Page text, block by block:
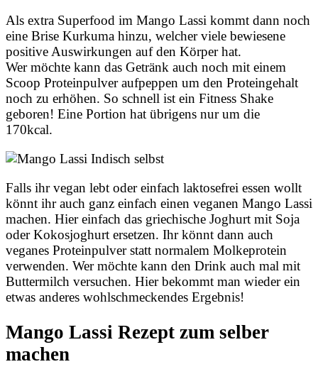
Als extra Superfood im Mango Lassi kommt dann noch
eine Brise Kurkuma hinzu, welcher viele bewiesene
positive Auswirkungen auf den Körper hat.
Wer möchte kann das Getränk auch noch mit einem
Scoop Proteinpulver aufpeppen um den Proteingehalt
noch zu erhöhen. So schnell ist ein Fitness Shake
geboren! Eine Portion hat übrigens nur um die
170kcal.
Falls ihr vegan lebt oder einfach laktosefrei essen wollt
könnt ihr auch ganz einfach einen veganen Mango Lassi
machen. Hier einfach das griechische Joghurt mit Soja
oder Kokosjoghurt ersetzen. Ihr könnt dann auch
veganes Proteinpulver statt normalem Molkeprotein
verwenden. Wer möchte kann den Drink auch mal mit
Buttermilch versuchen. Hier bekommt man wieder ein
etwas anderes wohlschmeckendes Ergebnis!
Mango Lassi Rezept zum selber
machen